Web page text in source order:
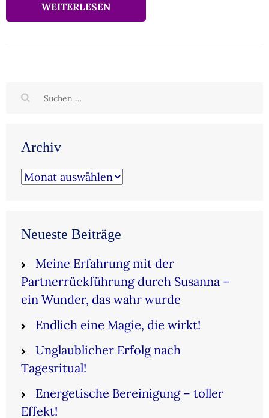
WEITERLESEN
Suchen
Archiv
Archiv
Neueste Beiträge
Meine Erfahrung mit der
Partnerrückführung durch Susanna –
ein Wunder, das wahr wurde
Endlich eine Magie, die wirkt!
Unglaublicher Erfolg nach
Tagesritual!
Energetische Bereinigung – toller
Effekt!